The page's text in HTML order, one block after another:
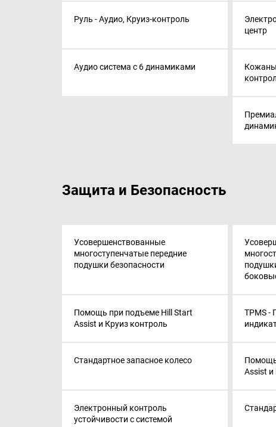
Руль - Аудио, Круиз-контроль
центр
Аудио система с 6 динамиками
Защита и Безопасность
Усовершенствованные
многоступенчатые передние
подушки безопасности
Помощь при подъеме Hill Start
Assist и Круиз контроль
TPMS -
Стандартное запасное колесо
Assist и
Электронный контроль
устойчивости с системой